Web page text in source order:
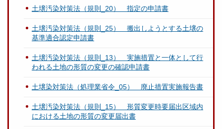
土壌汚染対策法（規則_20） 指定の申請書
土壌汚染対策法（規則_25） 搬出しようとする土壌の
基準適合認定申請書
土壌汚染対策法（規則_13） 実施措置と一体として行
われる土地の形質の変更の確認申請書
土壌染対策法（処理業省令_05） 廃止措置実施報告書
土壌汚染対策法（規則_15） 形質変更時要届出区域内
における土地の形質の変更届出書